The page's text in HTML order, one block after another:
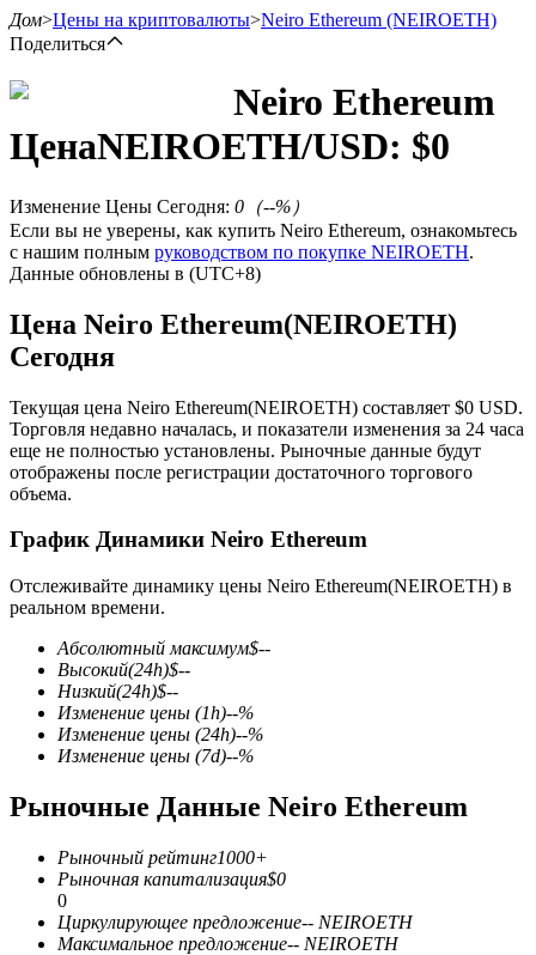
Фьючерсы
Фьючерсы с использованием USDT в качестве
обеспечения
Фьючерсы на COIN-M
Криптовалютные фьючерсы
TradFi
Деривативы на акции, форекс, драгоценные металлы и
сырьевые товары
Дом>Цены на криптовалюты>Neiro Ethereum (NEIROETH)
Поделиться
Neiro Ethereum
ЦенаNEIROETH/USD: $0
Изменение Цены Сегодня: 0 （--%）
Если вы не уверены, как купить Neiro Ethereum, ознакомьтесь
с нашим полным руководством по покупке NEIROETH.
Данные обновлены в (UTC+8)
Цена Neiro Ethereum(NEIROETH)
Сегодня
Текущая цена Neiro Ethereum(NEIROETH) составляет $0 USD.
Торговля недавно началась, и показатели изменения за 24 часа
еще не полностью установлены. Рыночные данные будут
отображены после регистрации достаточного торгового
объема.
График Динамики Neiro Ethereum
Отслеживайте динамику цены Neiro Ethereum(NEIROETH) в
реальном времени.
Абсолютный максимум$--
Высокий(24h)$--
Низкий(24h)$--
Изменение цены (1h)--%
Изменение цены (24h)--%
Изменение цены (7d)--%
Рыночные Данные Neiro Ethereum
Рыночный рейтинг1000+
Рыночная капитализация$0
0
Циркулирующее предложение-- NEIROETH
Максимальное предложение-- NEIROETH